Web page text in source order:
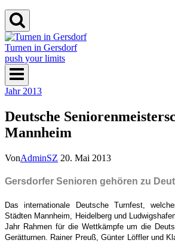
Turnen in Gersdorf
push your limits
Jahr 2013
Deutsche
Mannheim
VonAdminSZ 20. Mai 2013
Gersdorfer Senioren gehören zu
Das internationale Deutsche Turnfest,
Städten Mannheim, Heidelberg und
Jahr Rahmen für die Wettkämpfe um die
Gerätturnen. Rainer Preuß, Günter Löffler und